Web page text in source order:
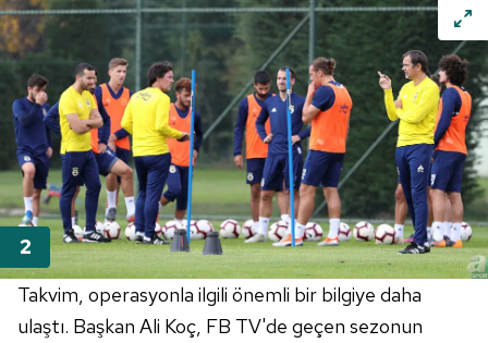
Takvim, operasyonla ilgili önemli bir bilgiye daha
ulaştı. Başkan Ali Koç, FB TV'de geçen sezonun